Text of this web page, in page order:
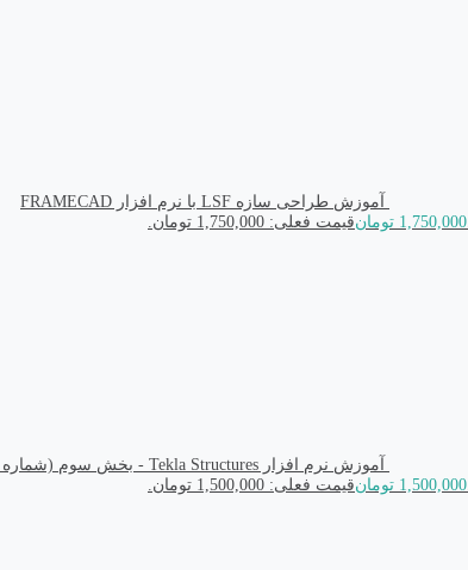
آموزش طراحی سازه LSF با نرم افزار FRAMECAD
1,750,000 تومانقیمت فعلی: 1,750,000 تومان.
آموزش نرم افزار Tekla Structures - بخش سوم (شماره گذاری و تهیه نقشه ها)
1,500,000 تومانقیمت فعلی: 1,500,000 تومان.